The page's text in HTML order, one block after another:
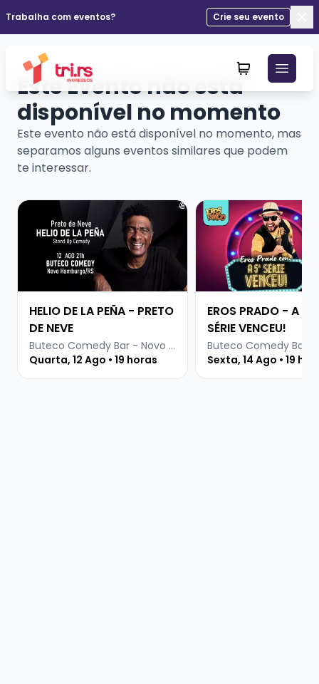
Trabalha com eventos?
Crie seu evento
Este Evento não está
disponível no momento
Este evento não está disponível no momento, mas
separamos alguns eventos similares que podem
te interessar.
Veja mais sobre HELIO DE LA PEÑA - PRETO DE NEVE
HELIO DE LA PEÑA - PRETO
DE NEVE
Buteco Comedy Bar - Novo Hamburgo
Quarta, 12 Ago • 19 horas
Veja mais sobre EROS
EROS PRADO - A
SÉRIE VENCEU!
Sexta, 14 Ago • 19